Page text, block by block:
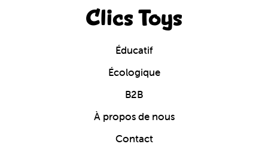
Clics Toys
Éducatif
Écologique
B2B
À propos de nous
Contact